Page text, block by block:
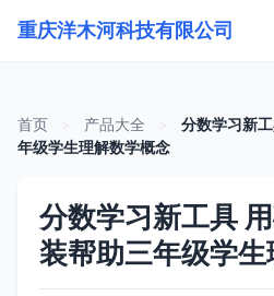
重庆洋木河科技有限公司
首页 产品大全
分数学习新
年级学生理解数学概念
分数学习新工具
装帮助三年级学